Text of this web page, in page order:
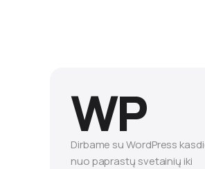
WP
Dirbame su WordPress
nuo paprastų svetainių iki